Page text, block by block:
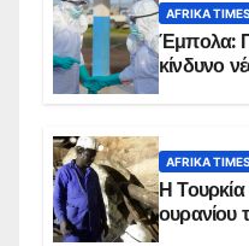
AFRIKA TIMES
Έμπολα:
κίνδυνο
AFRIKA TIMES
Η
ουρανίου